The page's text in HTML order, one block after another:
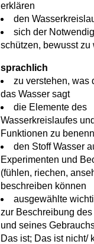
erklären
den
sich der
schützen, bewusst zu
sprachlich
zu verstehen, was
das Wasser sagt
die Elemente des
Wasserkreislaufes
Funktionen zu
den Stoff Wasser
Experimenten und
(fühlen, riechen,
beschreiben können
ausgewählte
zur Beschreibung
und seines
Das ist; Das ist nicht/